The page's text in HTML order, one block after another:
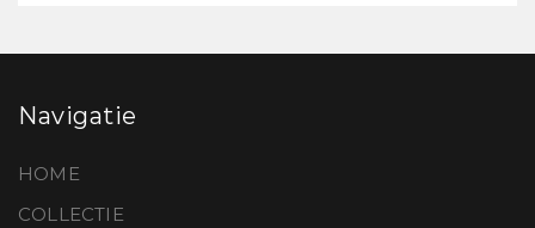
Navigatie
HOME
COLLECTIE